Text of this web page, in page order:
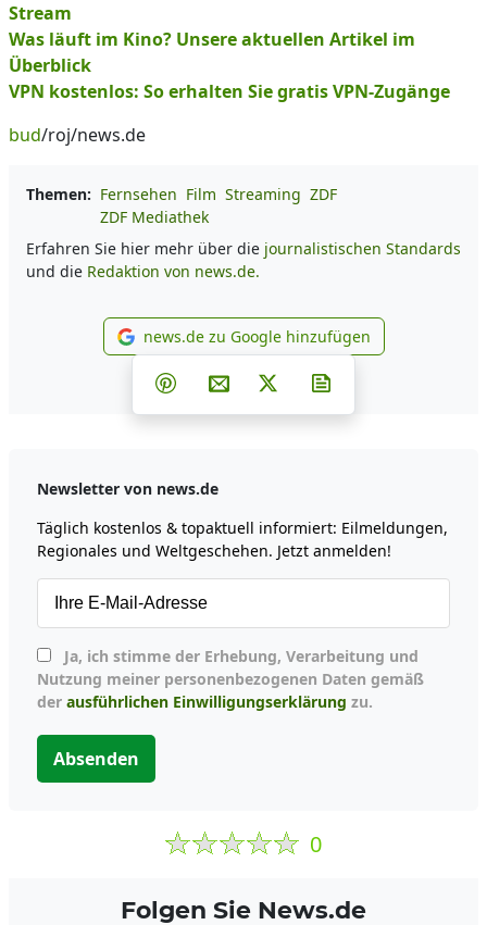
Stream
Was läuft im Kino? Unsere aktuellen Artikel im
Überblick
VPN kostenlos: So erhalten Sie gratis VPN-Zugänge
bud/roj/news.de
Themen: Fernsehen Film Streaming ZDF
ZDF Mediathek
Erfahren Sie hier mehr über die journalistischen Standards
und die Redaktion von news.de.
news.de zu Google
news.de zu Google hinzufügen
Teilen auf Facebook
Teilen auf Whatsapp
Teilen auf Telegram
Teilen auf Pinterest
Per E-Mail teilen
Post auf X
Newsletter von news.de
Täglich kostenlos & topaktuell informiert: Eilmeldungen,
Regionales und Weltgeschehen. Jetzt anmelden!
Nutzung meiner personenbezogenen Daten gemäß
der ausführlichen Einwilligungserklärung zu.
Absenden
0
Folgen Sie News.de